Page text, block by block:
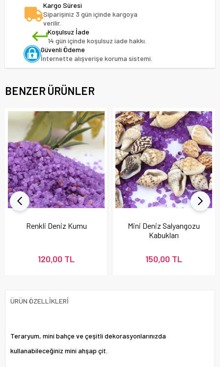
Kargo Süresi
Siparişiniz 3 gün içinde kargoya
verilir.
Koşulsuz İade
14 gün içinde koşulsuz iade hakkı.
Güvenli Ödeme
İnternette alışverişe koruma sistemi.
BENZER ÜRÜNLER
Renkli Deniz Kumu
120,00 TL
Mini Deniz Salyangozu
Kabukları
150,00 TL
ÜRÜN ÖZELLIKLERI
Teraryum, mini bahçe ve çeşitli dekorasyonlarınızda
kullanabileceğiniz mini ahşap çit.